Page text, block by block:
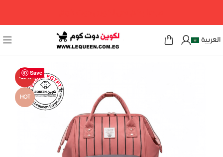
العربية
Save
-29%
HOT